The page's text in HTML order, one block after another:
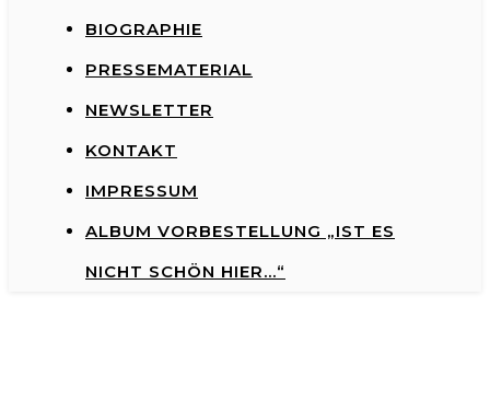
BIOGRAPHIE
PRESSEMATERIAL
NEWSLETTER
KONTAKT
IMPRESSUM
ALBUM VORBESTELLUNG „IST ES
NICHT SCHÖN HIER…“